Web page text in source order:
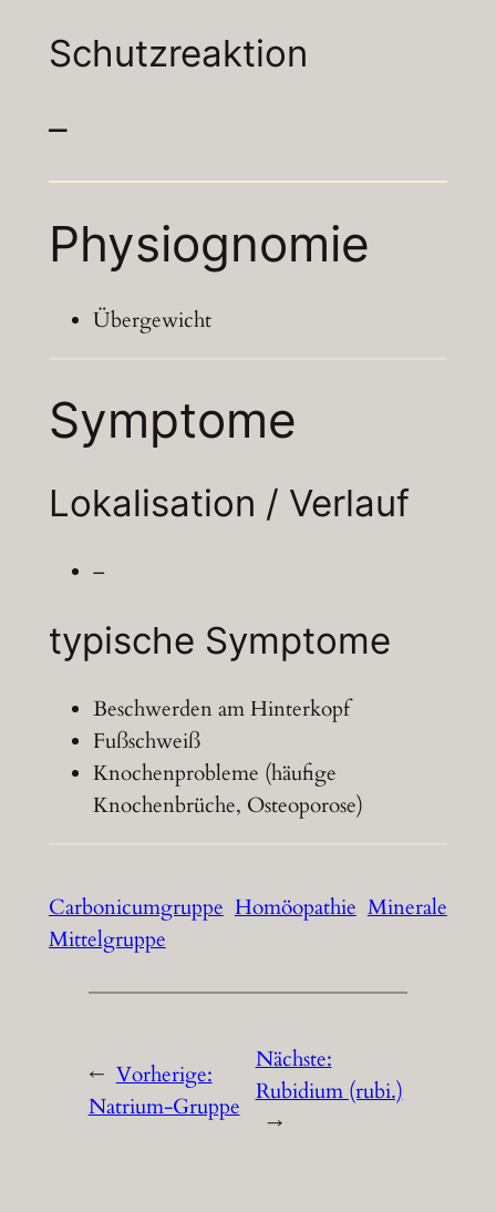
Schutzreaktion
–
Physiognomie
Übergewicht
Symptome
Lokalisation / Verlauf
–
typische Symptome
Beschwerden am Hinterkopf
Fußschweiß
Knochenprobleme (häufige
Knochenbrüche, Osteoporose)
Carbonicumgruppe Homöopathie Minerale
Mittelgruppe
← Vorherige:
Natrium-Gruppe
Nächste:
Rubidium (rubi.)
→